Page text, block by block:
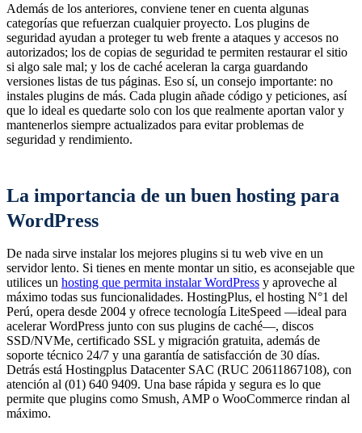
Además de los anteriores, conviene tener en cuenta algunas
categorías que refuerzan cualquier proyecto. Los plugins de
seguridad ayudan a proteger tu web frente a ataques y accesos no
autorizados; los de copias de seguridad te permiten restaurar el sitio
si algo sale mal; y los de caché aceleran la carga guardando
versiones listas de tus páginas. Eso sí, un consejo importante: no
instales plugins de más. Cada plugin añade código y peticiones, así
que lo ideal es quedarte solo con los que realmente aportan valor y
mantenerlos siempre actualizados para evitar problemas de
seguridad y rendimiento.
La importancia de un buen hosting para
WordPress
De nada sirve instalar los mejores plugins si tu web vive en un
servidor lento. Si tienes en mente montar un sitio, es aconsejable que
utilices un hosting que permita instalar WordPress y aproveche al
máximo todas sus funcionalidades. HostingPlus, el hosting N°1 del
Perú, opera desde 2004 y ofrece tecnología LiteSpeed —ideal para
acelerar WordPress junto con sus plugins de caché—, discos
SSD/NVMe, certificado SSL y migración gratuita, además de
soporte técnico 24/7 y una garantía de satisfacción de 30 días.
Detrás está Hostingplus Datacenter SAC (RUC 20611867108), con
atención al (01) 640 9409. Una base rápida y segura es lo que
permite que plugins como Smush, AMP o WooCommerce rindan al
máximo.